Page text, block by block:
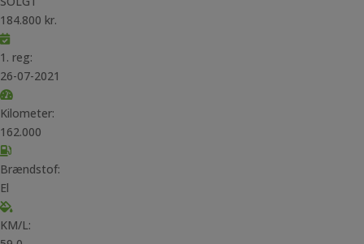
184.800 kr.
1. reg:
26-07-2021
Kilometer:
162.000
Brændstof:
El
KM/L: